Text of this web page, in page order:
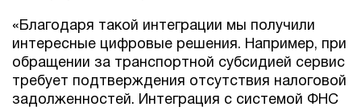
«Благодаря такой интеграции мы получили
интересные цифровые решения. Например, при
обращении за транспортной субсидией сервис
требует подтверждения отсутствия налоговой
задолженностей. Интеграция с системой ФНС